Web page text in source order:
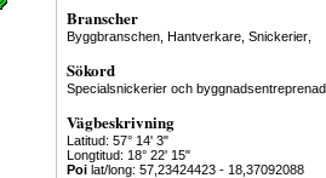
Branscher
Byggbranschen Hantverkare Snickerier
Sökord
Specialsnickerier och
Vägbeskrivning
Latitud: 57° 14' 3"
Longtitud: 18° 22' 15"
Poi lat/long: 57,23424423 - 18,37092088